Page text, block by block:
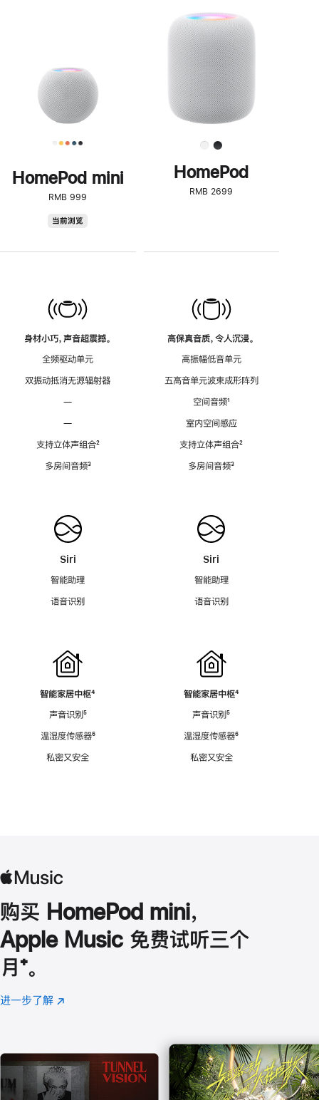
HomePod mini
RMB 999
当前浏览
身材小巧，声音超震撼。
全频驱动单元
双振动抵消无源辐射器
—
—
支持立体声组合脚
²
多房间音频脚
³
Siri
智能助理
语音识别
智能家居中枢脚
⁴
声音识别脚
⁵
温湿度传感器脚
⁶
私密又安全
步
了
解
HomePod<
HomePod
RMB 2699
高保真音质，令人沉浸。
高振幅低音单元
五高音单元波束成形阵列
空间音频脚
¹
室内空间感应
支持立体声组合脚
²
多房间音频脚
³
Siri
智能助理
语音识别
智能家居中枢脚
⁴
声音识别脚
⁵
温湿度传感器脚
⁶
私密又安全
购买 HomePod mini，
Apple Music 免费试听三个
月 脚
注
⁺。
进一步了解 Apple
(在
口
中
打